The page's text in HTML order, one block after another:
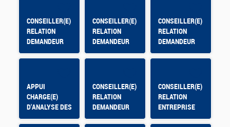
CONSEILLER(E)
RELATION
DEMANDEUR
D'EMPLOI -
CONSEILLER(E)
RELATION
DEMANDEUR
D'EMPLOI
CONSEILLER(E)
RELATION
DEMANDEUR
D'EMPLOI -
APPUI
CHARGE(E)
D'ANALYSE DES
DONNEES DE
CONSEILLER(E)
RELATION
DEMANDEUR
D'EMPLOI
CONSEILLER(E)
RELATION
ENTREPRISE